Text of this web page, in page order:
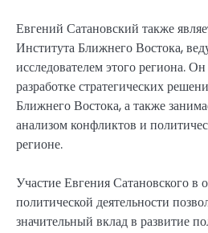
Евгений Сатановский также
Института Ближнего Востока,
исследователем этого региона.
разработке стратегических
Ближнего Востока, а также
анализом конфликтов и
регионе.
Участие Евгения Сатановского
политической деятельности
значительный вклад в развитие